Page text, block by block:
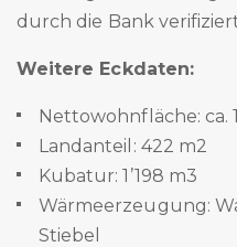
durch die Bank
Weitere Eckdaten:
Nettowohnfläche: ca.
Landanteil: 422 m2
Kubatur: 1’198 m3
Wärmeerzeugung:
Stiebel